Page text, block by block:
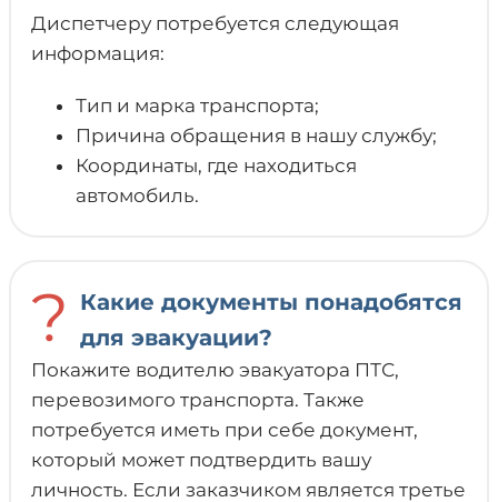
Диспетчеру потребуется следующая
информация:
Тип и марка транспорта;
Причина обращения в нашу службу;
Координаты, где находиться
автомобиль.
?
Какие документы понадобятся
для эвакуации?
Покажите водителю эвакуатора ПТС,
перевозимого транспорта. Также
потребуется иметь при себе документ,
который может подтвердить вашу
личность. Если заказчиком является третье